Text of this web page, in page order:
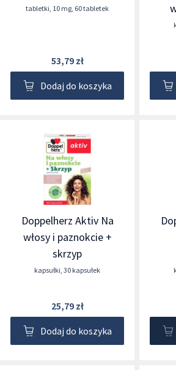
tabletki, 10 mg, 60 tabletek
53,79 zł
Dodaj do koszyka
Doppelherz Aktiv Na
włosy i paznokcie +
skrzyp
kapsułki, 30 kapsułek
25,79 zł
Dodaj do koszyka